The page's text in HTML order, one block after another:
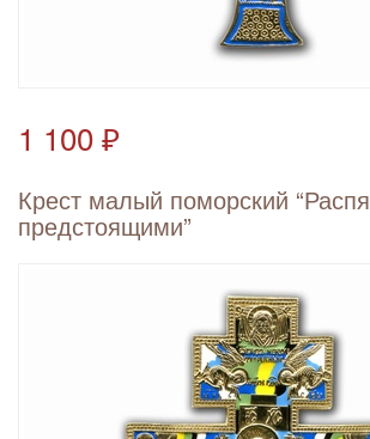
1 100 ₽
Крест малый поморский
предстоящими”